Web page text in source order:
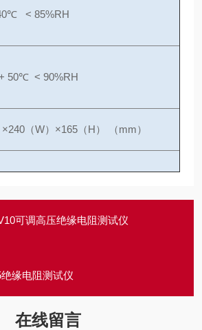
< 85%RH
50℃ < 90%RH
（W）×165（H） （mm）
可调高压绝缘电阻测试仪
缘电阻测试仪
在线留言